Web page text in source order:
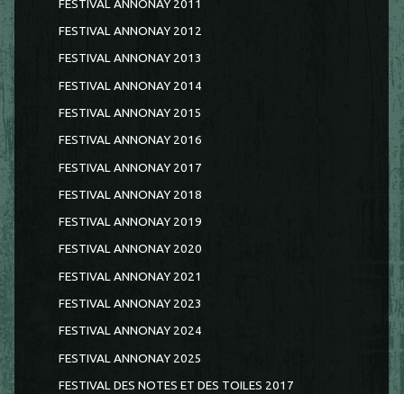
FESTIVAL ANNONAY 2011
FESTIVAL ANNONAY 2012
FESTIVAL ANNONAY 2013
FESTIVAL ANNONAY 2014
FESTIVAL ANNONAY 2015
FESTIVAL ANNONAY 2016
FESTIVAL ANNONAY 2017
FESTIVAL ANNONAY 2018
FESTIVAL ANNONAY 2019
FESTIVAL ANNONAY 2020
FESTIVAL ANNONAY 2021
FESTIVAL ANNONAY 2023
FESTIVAL ANNONAY 2024
FESTIVAL ANNONAY 2025
FESTIVAL DES NOTES ET DES TOILES 2017